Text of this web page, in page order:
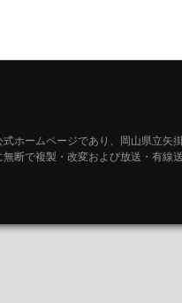
ホームページであり、岡山県立矢
断で複製・改変および放送・有線